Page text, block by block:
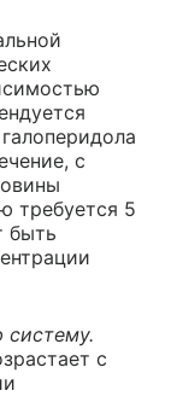
с
требуется 5
быть
систему.
с